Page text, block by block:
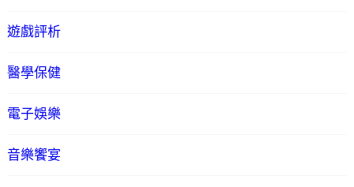
遊戲評析
醫學保健
電子娛樂
音樂饗宴